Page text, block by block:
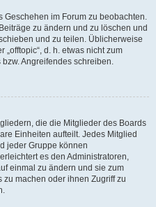
Geschehen im Forum zu beobachten.
zu ändern und zu löschen und
und zu teilen. Üblicherweise
d. h. etwas nicht zum
Angreifendes schreiben.
die die Mitglieder des Boards
Einheiten aufteilt. Jedes Mitglied
jeder Gruppe können
es den Administratoren,
einmal zu ändern und sie zum
machen oder ihnen Zugriff zu